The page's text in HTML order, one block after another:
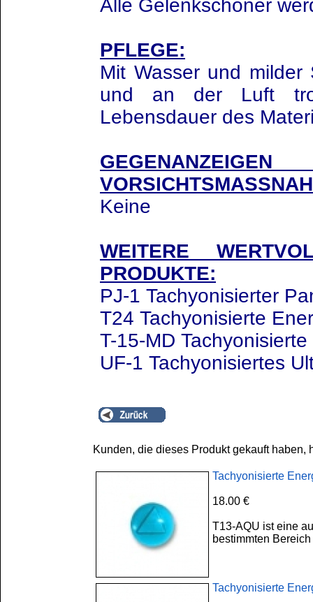
Alle Gelenkschoner
PFLEGE:
Mit Wasser und
und an der Luft
Lebensdauer des
Keine
WEITERE
PRODUKTE:
PJ-1 Tachyonisierter
T24 Tachyonisierte
T-15-MD
UF-1 Tachyonisiertes
Kunden, die dieses Produkt gekauft haben,
Tachyonisierte
18.00 €
T13-AQU ist eine
bestimmten
Tachyonisierte